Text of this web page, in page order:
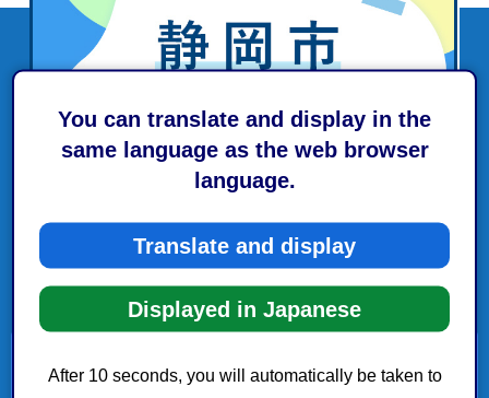
You can translate and display in the
same language as the web browser
language.
Translate and display
Displayed in Japanese
After 10 seconds, you will automatically be taken to
施設一覧